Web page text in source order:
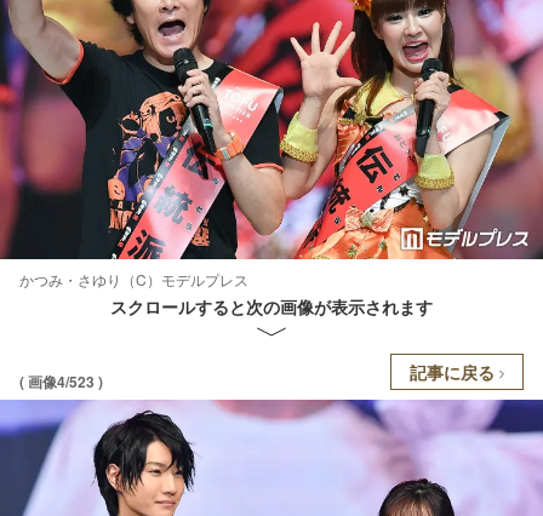
かつみ・さゆり（C）モデルプレス
スクロールすると次の画像が表示されます
( 画像4/523 ) 記事に戻る